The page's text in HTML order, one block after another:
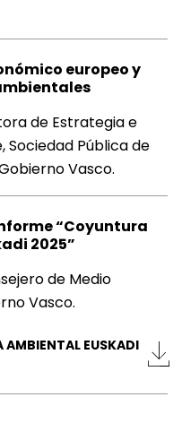
europeo y
de Estrategia e
Sociedad Pública de
Vasco.
“Coyuntura
2025”
de Medio
Vasco.
AMBIENTAL EUSKADI